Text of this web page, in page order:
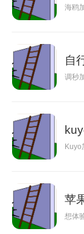
海鸥
自
调秒
Kuyo
苹
想体